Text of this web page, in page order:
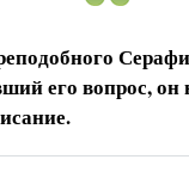
его вопрос, он